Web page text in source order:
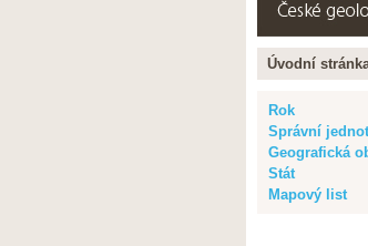
Úvodní
Rok
Správní
Geografická
Stát
Mapový list